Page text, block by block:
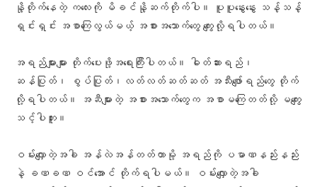
နို့တိုက်​နေတဲ့ က​လေးကို မိခင်နို့ဆက်တိုက်ပါ။ ပူပူ​နွေး​နွေး သန့်သန့်
ရှင်းရှင်း အစာ​ကြေလွယ်မယ့် အစားအ​သောက်​တွေ ​ကျွေးလို့ရပါတယ်။
အရည်များများ တိုက်​ပေးဖို့အ​ရေးကြီးပါတယ်။ ဓါတ်ဆားရည်၊
ဆန်ပြုတ်၊ စွပ်ပြုတ်၊လတ်လတ်ဆတ်ဆတ် အသီး​ဖျော်ရည်​တွေ တိုက်
လို့ရပါတယ်။ အဆီများတဲ့ အစားအ​သောက်​တွေက အစာမ​ကြေတတ်လို့ မ​ကျွေး
သင့်ပါဘူး။
ဝမ်း​လျှောတဲ့အခါ အန်လဲအန်တတ်တာမို့ အရည်ကို ပမာဏနည်းနည်း
နဲ့ ခဏခဏ ဝင်​အောင် တိုက်ရပါမယ်။ ဝမ်း​လျှောတဲ့အခါ